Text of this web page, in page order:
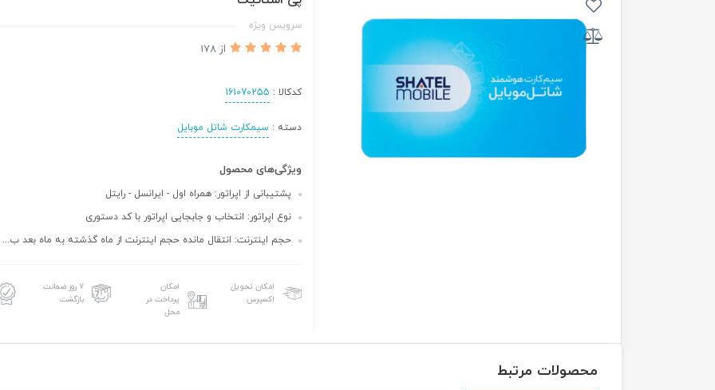
سرویس ویژه
از 178
کدکالا : 161070255
دسته : سیمکارت شاتل موبایل
ویژگی‌های محصول
پشتیبانی از اپراتور: همراه اول - ایرانسل - رایتل
نوع اپراتور: انتخاب و جابجایی اپراتور با کد دستوری
حجم اینترنت: انتقال مانده حجم اینترنت از ماه گذشته به ماه بعد ب...
امکان تحویل
اکسپرس
امکان
پرداخت در
محل
۷ روز ضمانت
بازگشت
محصولات مرتبط